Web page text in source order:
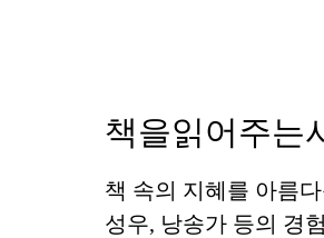
책을읽어주는
책 속의 지혜를 아름
성우, 낭송가 등의 경